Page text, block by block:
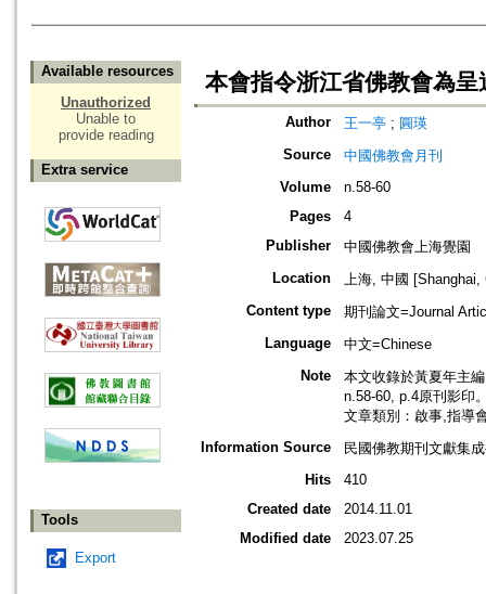
Available resources
Unauthorized
Unable to
provide reading
Extra service
Tools
Export
本會指令浙江省佛教會為
Author 王一亭 ; 圓瑛
Source
中國佛教會月刊
Volume
n.58-60
Pages
4
Publisher
中國佛教會上海覺園
Location
上海, 中國 [Shanghai,
Content type
期刊論文=Journal
Language
中文=Chinese
Note
本文收錄於黃夏年主
n.58-60, p.4原刊影印
文章類別：啟事,指導
Information Source
民國佛教期刊文獻集
Hits
410
Created date
2014.11.01
Modified date
2023.07.25